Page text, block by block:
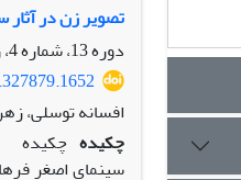
تصویر زن در
دوره 13، شماره 4، زمستان 1400، صفحه
افسانه توسلی،
چکیده چکیده
سینمای اصغر